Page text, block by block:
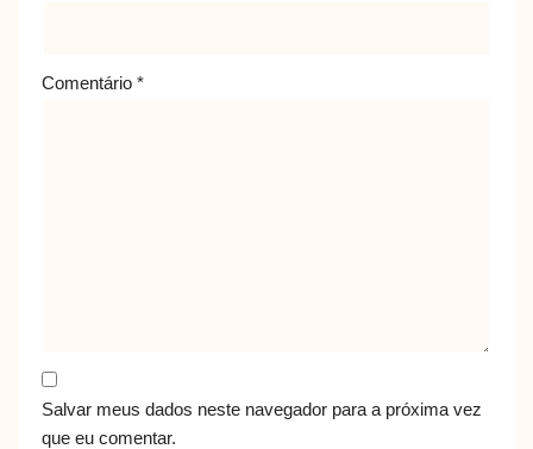
Comentário *
Salvar meus dados neste navegador para a próxima vez
que eu comentar.